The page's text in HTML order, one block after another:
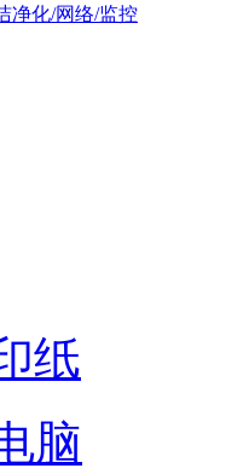
净化/网络/监控
纸
脑